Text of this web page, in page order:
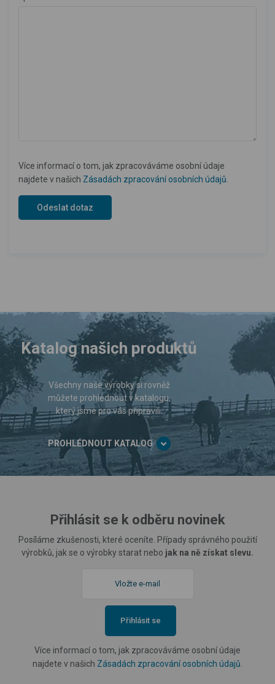
Více informací o tom, jak zpracováváme osobní údaje
najdete v našich Zásadách zpracování osobních údajů
Katalog našich produktů
Všechny naše výrobky si rovněž
můžete prohlédnout v katalogu,
který jsme pro vás připravili.
PROHLÉDNOUT KATALOG
Přihlásit se k odběru novinek
Posíláme zkušenosti, které oceníte. Případy správného použití
výrobků, jak se o výrobky starat nebo jak na ně získat slevu.
Přihlásit se
Více informací o tom, jak zpracováváme osobní údaje
najdete v našich Zásadách zpracování osobních údajů